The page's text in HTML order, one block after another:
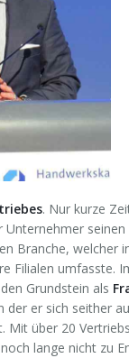
. Nur kurze
Unternehmer
Branche, welcher
Filialen umfasste.
Grundstein als
der er sich seither
Mit über 20
lange nicht zu